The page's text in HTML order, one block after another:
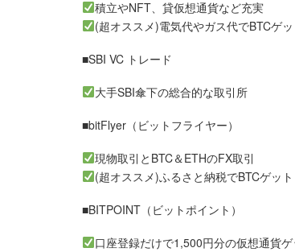
積立やNFT、貸仮想通貨など充実
(超オススメ)電気代やガス代でBTCゲッ
■SBI VC トレード
大手SBI傘下の総合的な取引所
■bitFlyer（ビットフライヤー）
現物取引とBTC＆ETHのFX取引
(超オススメ)ふるさと納税でBTCゲット
■BITPOINT（ビットポイント）
口座登録だけで1,500円分の仮想通貨ゲ